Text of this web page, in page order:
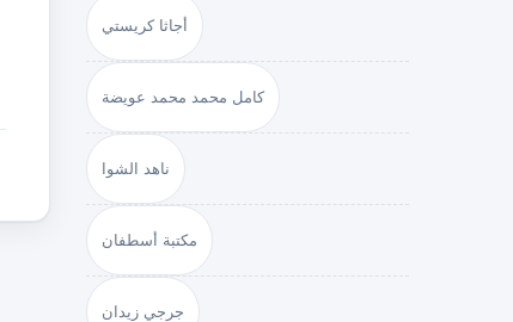
أجاثا كريستي
كامل محمد محمد عويضة
ناهد الشوا
مكتبة أسطفان
جرجي زيدان